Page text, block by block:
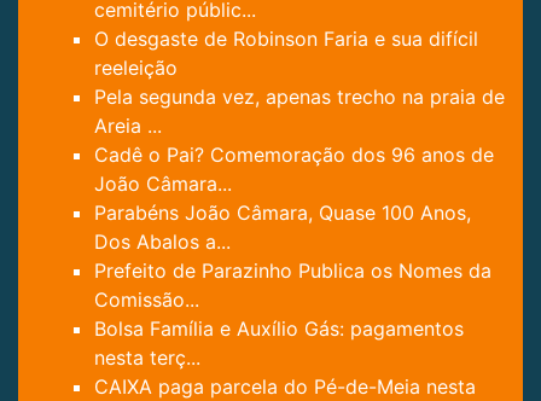
cemitério públic...
O desgaste de Robinson Faria e sua difícil
reeleição
Pela segunda vez, apenas trecho na praia de
Areia ...
Cadê o Pai? Comemoração dos 96 anos de
João Câmara...
Parabéns João Câmara, Quase 100 Anos,
Dos Abalos a...
Prefeito de Parazinho Publica os Nomes da
Comissão...
Bolsa Família e Auxílio Gás: pagamentos
nesta terç...
CAIXA paga parcela do Pé-de-Meia nesta